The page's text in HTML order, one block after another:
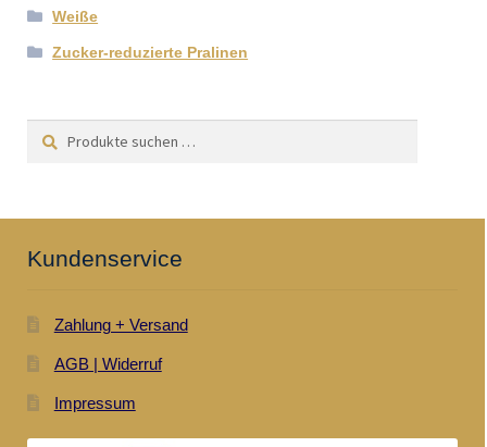
Weiße
Zucker-reduzierte Pralinen
Suchen
Suchen
Kundenservice
Zahlung + Versand
AGB | Widerruf
Impressum